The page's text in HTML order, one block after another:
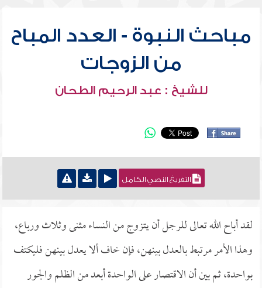
مباحث النبوة - العدد المباح
من الزوجات
للشيخ : عبد الرحيم الطحان
التفريغ النصي الكامل
لقد أباح الله تعالى للرجل أن يتزوج من النساء مثنى وثلاث ورباع،
وهذا الأمر مرتبط بالعدل بينهن، فإن خاف ألا يعدل بينهن فليكتف
بواحدة، ثم بين أن الاقتصار على الواحدة أبعد من الظلم والجور